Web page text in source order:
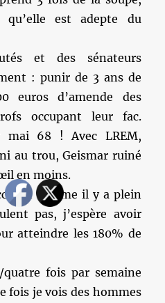
est adepte du
et des sénateurs
: punir de 3 ans de
euros d’amende des
occupant leur fac.
mai 68 ! Avec LREM,
au trou, Geismar ruiné
en moins.
et comme il y a plein
pas, j’espère avoir
atteindre les 180% de
fois par semaine
fois je vois des hommes